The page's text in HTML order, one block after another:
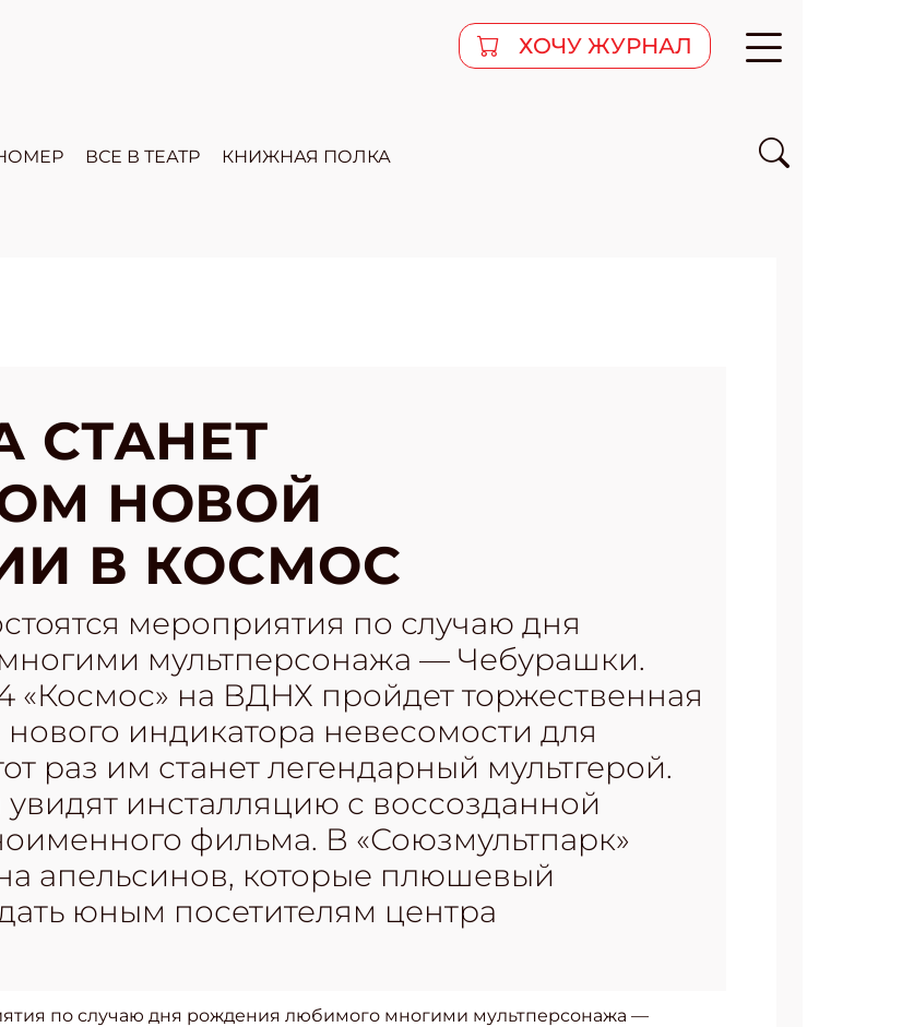
ХОЧУ ЖУРНАЛ
ВСЕ В ТЕАТР КНИЖНАЯ ПОЛКА
СТАНЕТ
НОВОЙ
В КОСМОС
мероприятия по случаю дня
мультперсонажа — Чебурашки.
на ВДНХ пройдет торжественная
индикатора невесомости для
раз им станет легендарный мультгерой.
увидят инсталляцию с воссозданной
фильма. В «Союзмультпарк»
апельсинов, которые плюшевый
юным посетителям центра
по случаю дня рождения любимого многими мультперсонажа —